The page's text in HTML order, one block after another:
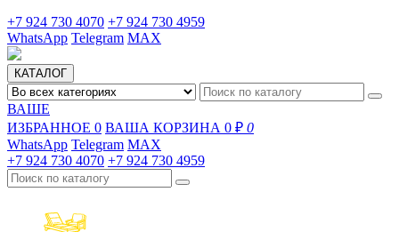
+7 924 730 4070 +7 924 730 4959
WhatsApp Telegram MAX
КАТАЛОГ
ВАШЕ
ИЗБРАННОЕ 0 ВАША КОРЗИНА 0 ₽ 0
WhatsApp Telegram MAX
+7 924 730 4070 +7 924 730 4959